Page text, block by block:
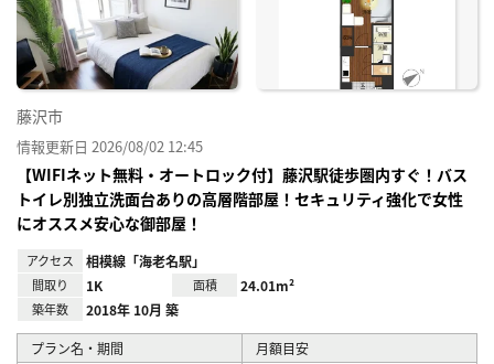
藤沢市
情報更新日 2026/08/02 12:45
【WIFIネット無料・オートロック付】藤沢駅徒歩圏内すぐ！バス
トイレ別独立洗面台ありの高層階部屋！セキュリティ強化で女性
にオススメ安心な御部屋！
アクセス 相模線「海老名駅」
間取り 1K 面積 24.01m²
築年数 2018年 10月 築
プラン名・期間 月額目安